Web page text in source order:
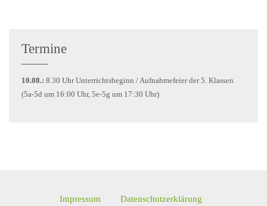
Termine
10.08.: 8.30 Uhr Unterrichtsbeginn / Aufnahmefeier der 5. Klassen
(5a-5d um 16:00 Uhr, 5e-5g um 17:30 Uhr)
Impressum Datenschutzerklärung